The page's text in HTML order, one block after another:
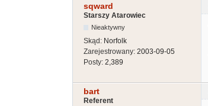
sqward
Starszy Atarowiec
Nieaktywny
Skąd: Norfolk
Zarejestrowany: 2003-09-05
Posty: 2,389
bart
Referent